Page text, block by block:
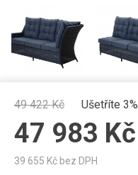
49 422Kč Ušetříte 3%
47 983 Kč
39 655 Kč bez DPH